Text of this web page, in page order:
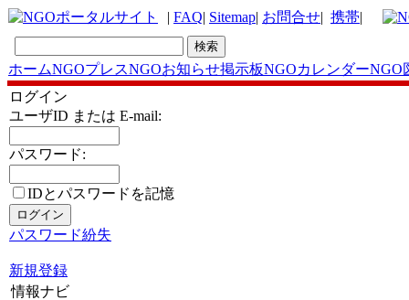
| FAQ| Sitemap| お問合せ| 携帯|
ホームNGOプレスNGOお知らせ掲示板NGOカレンダーNGO
ログイン
ユーザID または E-mail:
パスワード:
IDとパスワードを記憶
パスワード紛失
新規登録
情報ナビ